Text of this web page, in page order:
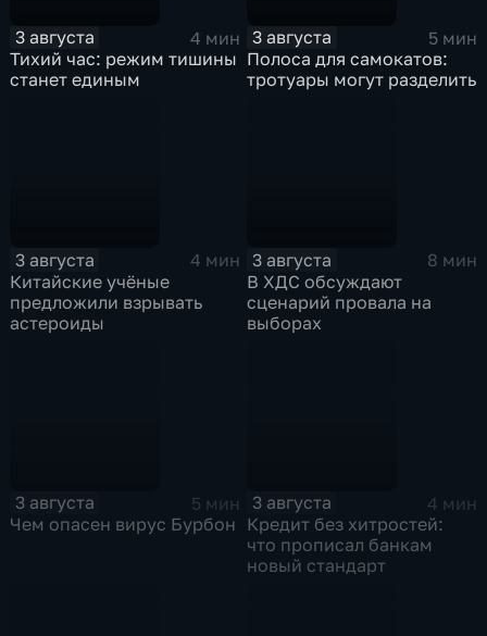
3 августа
4 мин
Тихий час: режим тишины
станет единым
3 августа
5 мин
Полоса для самокатов:
тротуары могут разделить
3 августа
4 мин
Китайские учёные
предложили взрывать
астероиды
3 августа
8 мин
В ХДС обсуждают
сценарий провала на
выборах
3 августа
5 мин
Чем опасен вирус Бурбон
3 августа
4 мин
Кредит без хитростей:
что прописал банкам
новый стандарт